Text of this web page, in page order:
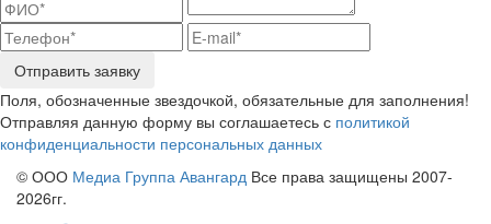
Отправить заявку
Поля, обозначенные звездочкой, обязательные для заполнения!
Отправляя данную форму вы соглашаетесь с политикой
конфиденциальности персональных данных
© ООО Медиа Группа Авангард Все права защищены 2007-
2026гг.